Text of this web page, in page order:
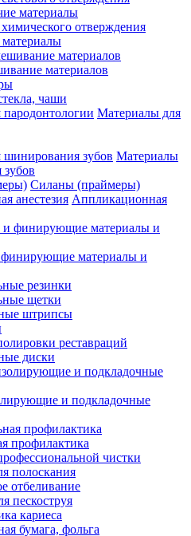
материалы
отверждения
материалов
чаши
Материалы для
Материалы
Силаны (праймеры)
Аппликационная
материалы и
резинки
щетки
штрипсы
реставраций
диски
и подкладочные
профилактика
чистки
полоскания
отбеливание
пескоструя
кариеса